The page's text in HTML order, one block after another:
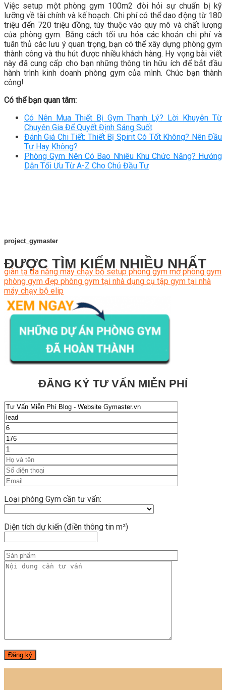
Việc setup một phòng gym 100m2 đòi hỏi sự chuẩn bị kỹ
lưỡng về tài chính và kế hoạch. Chi phí có thể dao động từ 180
triệu đến 720 triệu đồng, tùy thuộc vào quy mô và chất lượng
của phòng gym. Bằng cách tối ưu hóa các khoản chi phí và
tuân thủ các lưu ý quan trọng, bạn có thể xây dựng phòng gym
thành công và thu hút được nhiều khách hàng. Hy vọng bài viết
này đã cung cấp cho bạn những thông tin hữu ích để bắt đầu
hành trình kinh doanh phòng gym của mình. Chúc bạn thành
công!
Có thể bạn quan tâm:
Có Nên Mua Thiết Bị Gym Thanh Lý? Lời Khuyên Từ
Chuyên Gia Để Quyết Định Sáng Suốt
Đánh Giá Chi Tiết: Thiết Bị Spirit Có Tốt Không? Nên Đầu
Tư Hay Không?
Phòng Gym Nên Có Bao Nhiêu Khu Chức Năng? Hướng
Dẫn Tối Ưu Từ A-Z Cho Chủ Đầu Tư
project_gymaster
ĐƯỢC TÌM KIẾM NHIỀU NHẤT
giàn tạ đa năng máy chạy bộ setup phòng gym mở phòng gym
phòng gym đẹp phòng gym tại nhà dụng cụ tập gym tại nhà
máy chạy bộ elip
ĐĂNG KÝ TƯ VẤN MIỄN PHÍ
Loại phòng Gym cần tư vấn:
Diện tích dự kiến (điền thông tin m²)